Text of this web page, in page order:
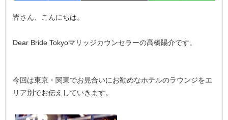
皆さん、こんにちは。
Dear Bride Tokyoマリッジカウンセラーの高橋陽介です。
今回は東京・関東でお見合いにお勧めなホテルのラウンジをエ
リア別でお伝えしていきます。